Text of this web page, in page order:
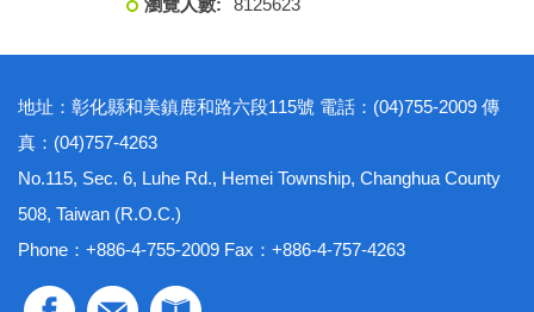
8125623
地址：彰化縣和美鎮鹿和路六段115號 電話：(04)755-2009 傳
真：(04)757-4263
No.115, Sec. 6, Luhe Rd., Hemei Township, Changhua County
508, Taiwan (R.O.C.)
Phone：+886-4-755-2009 Fax：+886-4-757-4263